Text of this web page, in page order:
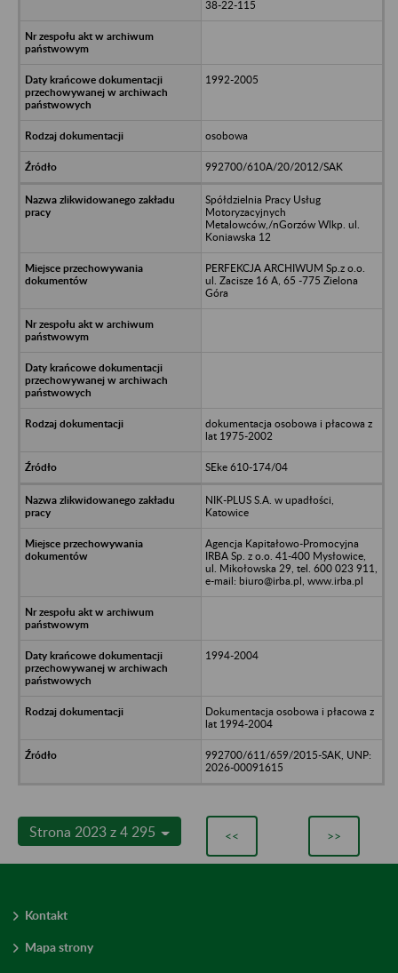
38-22-115
1992-2005
osobowa
992700/610A/20/2012/SAK
Spółdzielnia Pracy Usług
Motoryzacyjnych
Metalowców,/nGorzów Wlkp. ul.
Koniawska 12
PERFEKCJA ARCHIWUM Sp.z o.o.
ul. Zacisze 16 A, 65 -775 Zielona
Góra
dokumentacja osobowa i płacowa z
lat 1975-2002
SEke 610-174/04
NIK-PLUS S.A. w upadłości,
Katowice
Agencja Kapitałowo-Promocyjna
IRBA Sp. z o.o. 41-400 Mysłowice,
ul. Mikołowska 29, tel. 600 023 911,
e-mail: biuro@irba.pl, www.irba.pl
1994-2004
Dokumentacja osobowa i płacowa z
lat 1994-2004
992700/611/659/2015-SAK, UNP:
2026-00091615
Strona 2023 z 4 295 << >>
Kontakt
Mapa strony